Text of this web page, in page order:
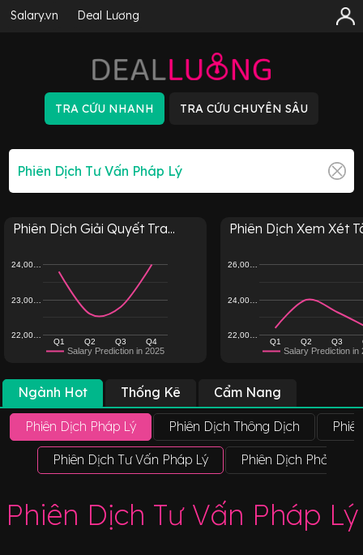
Salary.vn Deal Lương
Phiên Dịch Giải Quyết Tra...
Salary Prediction in 2025
Q1 Q2 Q3 Q4
22,00…
23,00…
24,00…
Phiên Dịch Xem Xét
Salary Prediction in
Q1 Q2 Q3
22,00…
24,00…
26,00…
Ngành Hot Thống Kê Cẩm Nang
Phiên Dịch Pháp Lý Phiên Dịch Thông Dịch
Phiên Dịch Tư Vấn Pháp Lý Phiên Dịch Phỏng
Phiên Dịch Tư Vấn Pháp Lý